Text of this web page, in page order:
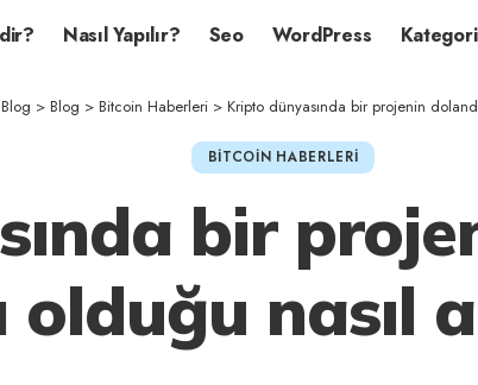
Nasıl Yapılır? Seo WordPress
> Blog > Bitcoin Haberleri > Kripto dünyasında bir projenin
BITCOIN HABERLERI
bir
olduğu nasıl